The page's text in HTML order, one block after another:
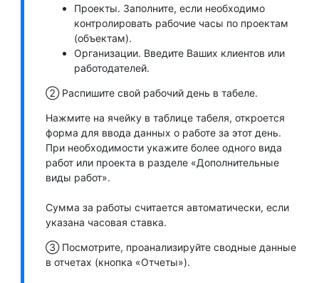
Проекты. Заполните, если необходимо
контролировать рабочие часы по проектам
(объектам).
Организации. Введите Ваших клиентов или
работодателей.
➁ Распишите свой рабочий день в табеле.
Нажмите на ячейку в таблице табеля, откроется
форма для ввода данных о работе за этот день.
При необходимости укажите более одного вида
работ или проекта в разделе «Дополнительные
виды работ».
Сумма за работы считается автоматически, если
указана часовая ставка.
➂ Посмотрите, проанализируйте сводные данные
в отчетах (кнопка «Отчеты»).